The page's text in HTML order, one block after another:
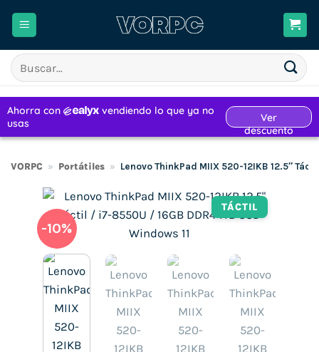
Buscar
por:
VORPC » Portátiles » Lenovo ThinkPad MIIX 520-12IKB 12.5″
TÁCTIL
-10%